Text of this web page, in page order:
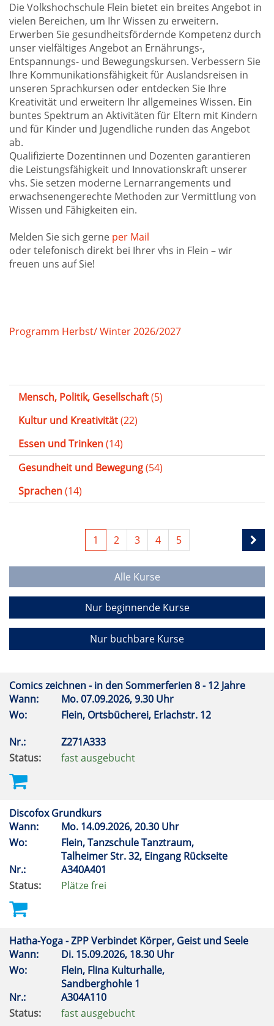
Die Volkshochschule Flein bietet ein breites Angebot in
vielen Bereichen, um Ihr Wissen zu erweitern.
Erwerben Sie gesundheitsfördernde Kompetenz durch
unser vielfältiges Angebot an Ernährungs-,
Entspannungs- und Bewegungskursen. Verbessern Sie
Ihre Kommunikationsfähigkeit für Auslandsreisen in
unseren Sprachkursen oder entdecken Sie Ihre
Kreativität und erweitern Ihr allgemeines Wissen. Ein
buntes Spektrum an Aktivitäten für Eltern mit Kindern
und für Kinder und Jugendliche runden das Angebot
ab.
Qualifizierte Dozentinnen und Dozenten garantieren
die Leistungsfähigkeit und Innovationskraft unserer
vhs. Sie setzen moderne Lernarrangements und
erwachsenengerechte Methoden zur Vermittlung von
Wissen und Fähigkeiten ein.
Melden Sie sich gerne per Mail
oder telefonisch direkt bei Ihrer vhs in Flein – wir
freuen uns auf Sie!
Programm Herbst/ Winter 2026/2027
Mensch, Politik, Gesellschaft(5)
Kultur und Kreativität(22)
Essen und Trinken(14)
Gesundheit und Bewegung(54)
Sprachen(14)
1 2 3 4 5
Alle Kurse
Nur beginnende Kurse
Nur buchbare Kurse
Comics zeichnen - in den Sommerferien 8 - 12 Jahre
Wann:
Mo.07.09.2026, 9.30 Uhr
Wo:
Flein, Ortsbücherei, Erlachstr. 12
Nr.:
Z271A333
Status:
fast ausgebucht
Discofox Grundkurs
Wann:
Mo. 14.09.2026, 20.30 Uhr
Wo:
Flein, Tanzschule Tanztraum,
Talheimer Str. 32, Eingang Rückseite
Nr.:
A340A401
Status:
Plätze frei
Hatha-Yoga - ZPP Verbindet Körper, Geist und Seele
Wann:
Di. 15.09.2026, 18.30 Uhr
Wo:
Flein, Flina Kulturhalle,
Sandberghohle 1
Nr.:
A304A110
Status:
fast ausgebucht